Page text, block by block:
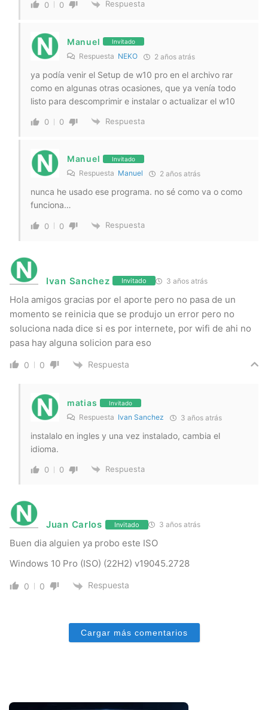
0 0 Respuesta
Manuel Invitado
Respuesta NEKO 2 años atrás
ya podía venir el Setup de w10 pro en el archivo rar
como en algunas otras ocasiones, que ya venía todo
listo para descomprimir e instalar o actualizar el w10
0 0 Respuesta
Manuel Invitado
Respuesta Manuel 2 años atrás
nunca he usado ese programa. no sé como va o como
funciona…
0 0 Respuesta
Ivan Sanchez Invitado 3 años atrás
Hola amigos gracias por el aporte pero no pasa de un
momento se reinicia que se produjo un error pero no
soluciona nada dice si es por internete, por wifi de ahi no
pasa hay alguna solicion para eso
0 0 Respuesta
matias Invitado
Respuesta Ivan Sanchez 3 años atrás
instalalo en ingles y una vez instalado, cambia el
idioma.
0 0 Respuesta
Juan Carlos Invitado 3 años atrás
Buen dia alguien ya probo este ISO
Windows 10 Pro (ISO) (22H2) v19045.2728
0 0 Respuesta
Cargar más comentarios